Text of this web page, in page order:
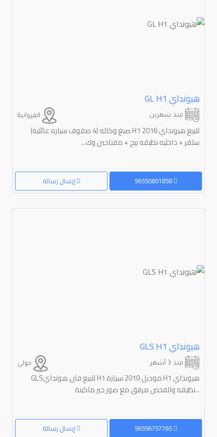
هيونداي ⁦H1⁩ ⁦GL⁩
الفروانية منذ شهرين
للبيع هيونداي 2016 H1 صبغ وكاله (4 صفوف سياره عائليه)
سلفر + داخليه نظيفه بيج + مفتاحين وك...
إرسال رسالة 96550801858
هيونداي ⁦H1⁩ ⁦GLS
حولي منذ 3 أشهر
هيونداي ⁦H1⁩ ⁦GLSللبيع فان هونداي H1 موديل 2010 سيارة
نظيفه والفحص مرفق مع صور جير ماكينة...
إرسال رسالة 96596757765